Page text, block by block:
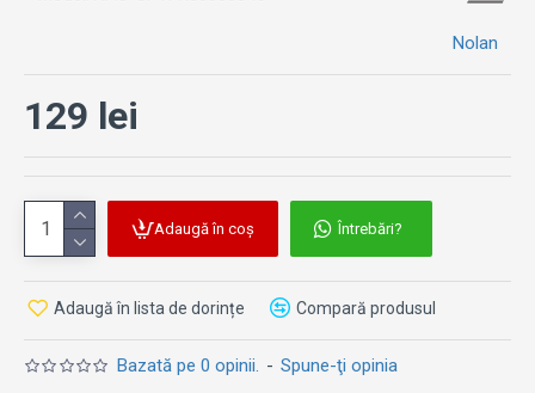
Imaginea este cu titlu de prezentare.
Nolan
Bazată pe 0 opinii. - Spune-ţi opinia
129 lei
Adaugă în coș Întrebări?
Adaugă în lista de dorințe Compară produsul